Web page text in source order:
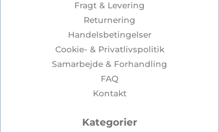
Fragt & Levering
Returnering
Handelsbetingelser
Cookie- & Privatlivspolitik
Samarbejde & Forhandling
FAQ
Kontakt
Kategorier